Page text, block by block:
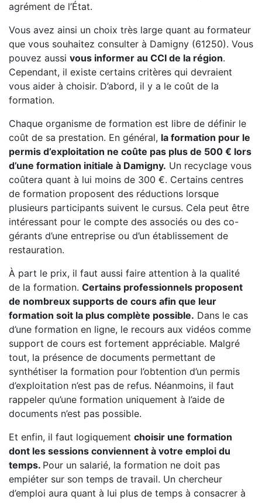
agrément de l’État.
Vous avez ainsi un choix très large quant au formateur
que vous souhaitez consulter à Damigny (61250). Vous
pouvez aussi vous informer au CCI de la région.
Cependant, il existe certains critères qui devraient
vous aider à choisir. D’abord, il y a le coût de la
formation.
Chaque organisme de formation est libre de définir le
coût de sa prestation. En général, la formation pour le
permis d’exploitation ne coûte pas plus de 500 € lors
d’une formation initiale à Damigny. Un recyclage vous
coûtera quant à lui moins de 300 €. Certains centres
de formation proposent des réductions lorsque
plusieurs participants suivent le cursus. Cela peut être
intéressant pour le compte des associés ou des co-
gérants d’une entreprise ou d’un établissement de
restauration.
À part le prix, il faut aussi faire attention à la qualité
de la formation. Certains professionnels proposent
de nombreux supports de cours afin que leur
formation soit la plus complète possible. Dans le cas
d’une formation en ligne, le recours aux vidéos comme
support de cours est fortement appréciable. Malgré
tout, la présence de documents permettant de
synthétiser la formation pour l’obtention d’un permis
d’exploitation n’est pas de refus. Néanmoins, il faut
rappeler qu’une formation uniquement à l’aide de
documents n’est pas possible.
Et enfin, il faut logiquement choisir une formation
dont les sessions conviennent à votre emploi du
temps. Pour un salarié, la formation ne doit pas
empiéter sur son temps de travail. Un chercheur
d’emploi aura quant à lui plus de temps à consacrer à